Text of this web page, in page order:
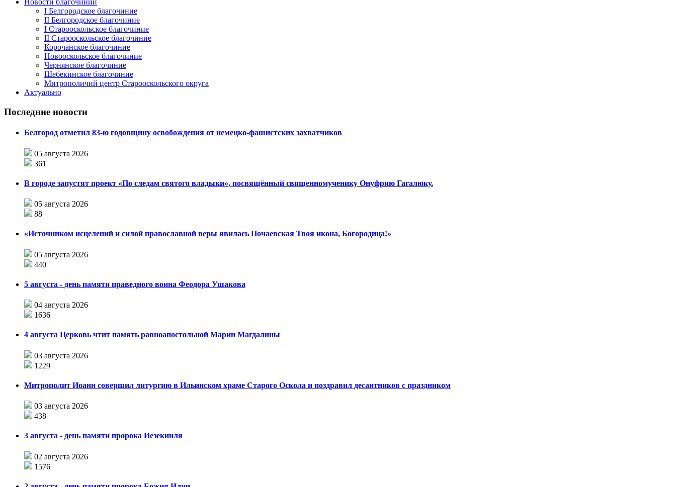
Новости благочиний
I Белгородское благочиние
II Белгородское благочиние
I Старооскольское благочиние
II Старооскольское благочиние
Корочанское благочиние
Новооскольское благочиние
Чернянское благочиние
Шебекинское благочиние
Митрополичий центр Старооскольского округа
Актуально
Последние новости
Белгород отметил 83-ю годовщину освобождения от немецко-фашистских захватчиков
05 августа 2026
361
В городе запустят проект «По следам святого владыки», посвящённый священномученику Онуфрию Гагалюку.
05 августа 2026
88
«Источником исцелений и силой православной веры явилась Почаевская Твоя икона, Богородица!»
05 августа 2026
440
5 августа - день памяти праведного воина Феодора Ушакова
04 августа 2026
1636
4 августа Церковь чтит память равноапостольной Марии Магдалины
03 августа 2026
1229
Митрополит Иоанн совершил литургию в Ильинском храме Старого Оскола и поздравил десантников с праздником
03 августа 2026
438
3 августа - день памяти пророка Иезекииля
02 августа 2026
1576